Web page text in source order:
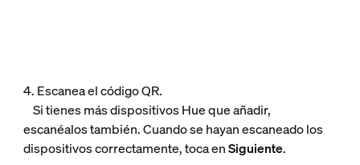
4. Escanea el código QR.
Si tienes más dispositivos Hue que añadir,
escanéalos también. Cuando se hayan escaneado los
dispositivos correctamente, toca enSiguiente.